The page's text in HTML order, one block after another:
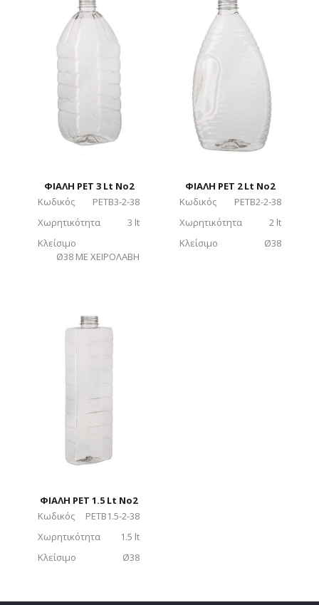
ΦΙΑΛΗ PET 3 Lt No2
Κωδικός
PETB3-2-38
Χωρητικότητα
3 lt
Κλείσιμο
Ø38 ΜΕ ΧΕΙΡΟΛΑΒΗ
ΦΙΑΛΗ PET 2 Lt No2
Κωδικός
PETB2-2-38
Χωρητικότητα
2 lt
Κλείσιμο
Ø38
ΦΙΑΛΗ PET 1.5 Lt No2
Κωδικός
PETB1.5-2-38
Χωρητικότητα
1.5 lt
Κλείσιμο
Ø38